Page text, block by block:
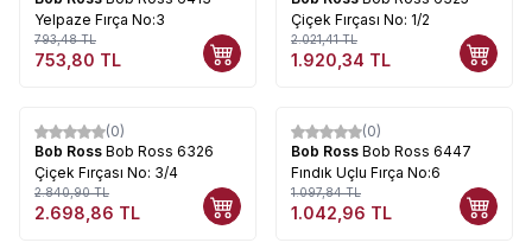
Yelpaze Fırça No:3
793,48TL
753,80 TL
Çiçek Fırçası No: 1/2
2.021,41TL
1.920,34 TL
%5
(0)
Bob Ross Bob Ross 6326
Çiçek Fırçası No: 3/4
2.840,90TL
2.698,86 TL
%5
(0)
Bob Ross Bob Ross 6447
Fındık Uçlu Fırça No:6
1.097,84TL
1.042,96 TL